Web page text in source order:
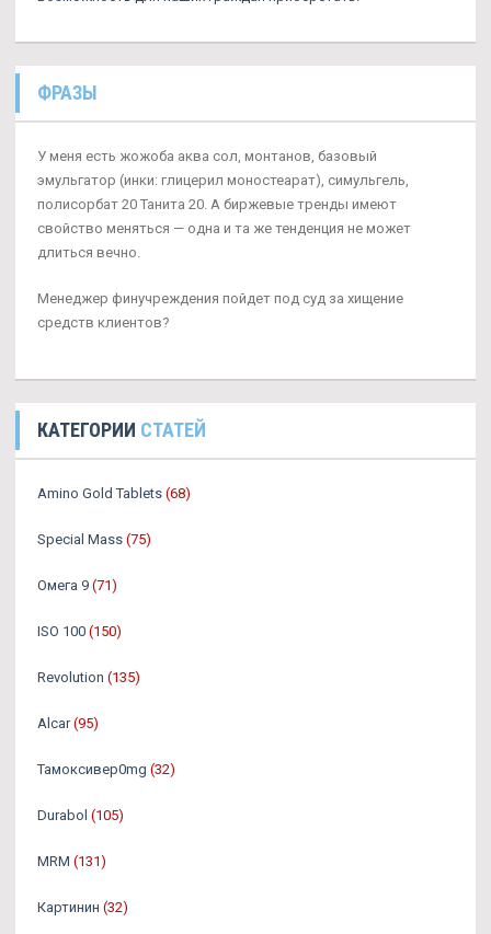
ФРАЗЫ
У меня есть жожоба аква сол, монтанов, базовый
эмульгатор (инки: глицерил моностеарат), симульгель,
полисорбат 20 Танита 20. А биржевые тренды имеют
свойство меняться — одна и та же тенденция не может
длиться вечно.
Менеджер финучреждения пойдет под суд за хищение
средств клиентов?
КАТЕГОРИИ СТАТЕЙ
Amino Gold Tablets (68)
Special Mass (75)
Омега 9 (71)
ISO 100 (150)
Revolution (135)
Alcar (95)
Тамоксивер0mg (32)
Durabol (105)
MRM (131)
Картинин (32)